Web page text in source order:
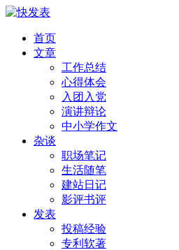
首页
文章
工作总结
心得体会
入团入党
演讲辩论
中小学作文
杂谈
职场笔记
生活随笔
建站日记
影评书评
发表
投稿经验
专利软著